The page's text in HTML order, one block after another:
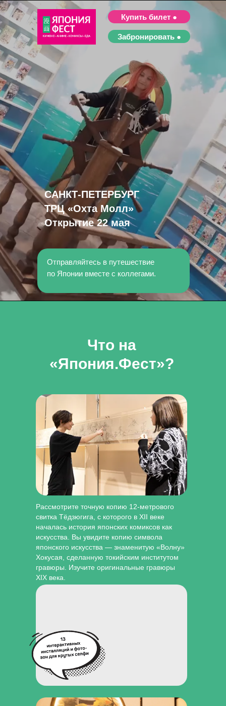
Купить билет ●
Отправляйтесь в путешествие
по Японии вместе с коллегами.
Забронировать ●
САНКТ-ПЕТЕРБУРГ
ТРЦ «Охта Молл»
Открытие 22 мая
Рассмотрите точную копию 12-метрового
свитка Тёдзюгига, с которого в XII веке
началась история японских комиксов как
искусства. Вы увидите копию символа
японского искусства — знаменитую «Волну»
Хокусая, сделанную токийским институтом
гравюры. Изучите оригинальные гравюры
XIX века.
Что на
«Япония.Фест»?